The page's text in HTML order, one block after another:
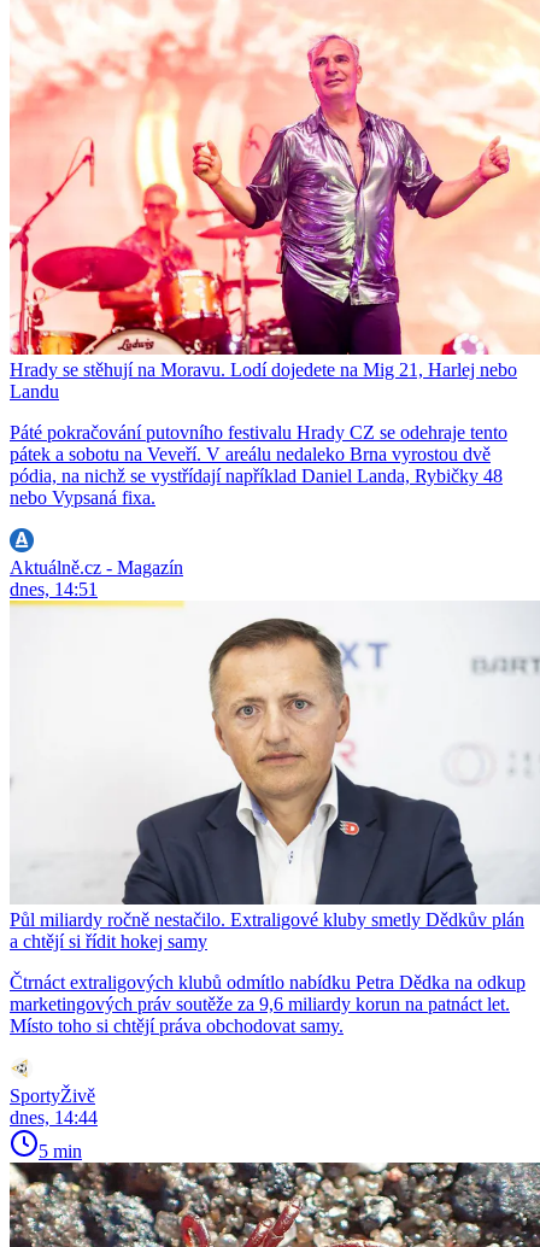
Hrady se stěhují na Moravu. Lodí dojedete na Mig 21, Harlej nebo
Landu
Páté pokračování putovního festivalu Hrady CZ se odehraje tento
pátek a sobotu na Veveří. V areálu nedaleko Brna vyrostou dvě
pódia, na nichž se vystřídají například Daniel Landa, Rybičky 48
nebo Vypsaná fixa.
Aktuálně.cz - Magazín
dnes, 14:51
Půl miliardy ročně nestačilo. Extraligové kluby smetly Dědkův plán
a chtějí si řídit hokej samy
Čtrnáct extraligových klubů odmítlo nabídku Petra Dědka na odkup
marketingových práv soutěže za 9,6 miliardy korun na patnáct let.
Místo toho si chtějí práva obchodovat samy.
SportyŽivě
dnes, 14:44
5 min